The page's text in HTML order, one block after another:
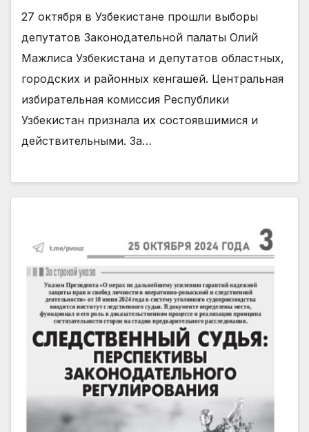
27 октября в Узбекистане прошли выборы
депутатов Законодательной палаты Олий
Мажлиса Узбекистана и депутатов областных,
городских и районных кенгашей. Центральная
избирательная комиссия Республики
Узбекистан признала их состоявшимися и
действительными. За…